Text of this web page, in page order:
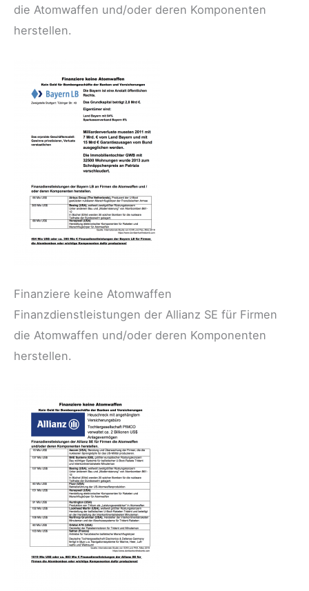
die Atomwaffen und/oder deren Komponenten
herstellen.
Finanziere keine Atomwaffen
Finanzdienstleistungen der Allianz SE für Firmen
die Atomwaffen und/oder deren Komponenten
herstellen.